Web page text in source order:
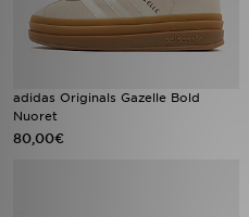
adidas Originals Gazelle Bold
Nuoret
80,00€
Minun viestini